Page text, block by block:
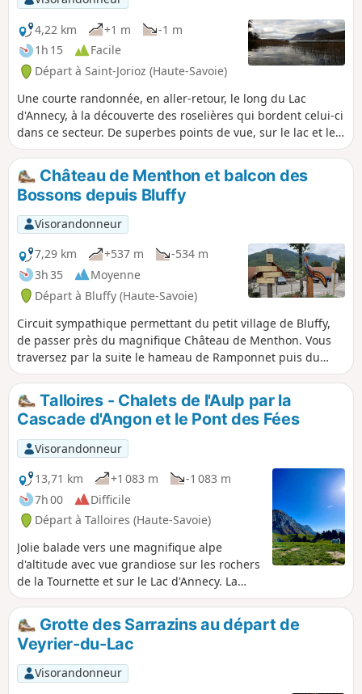
4,22 km
+1 m
-1 m
1h 15
Facile
Départ à Saint-Jorioz (Haute-Savoie)
Une courte randonnée, en aller-retour, le long du Lac
d'Annecy, à la découverte des roselières qui bordent celui-ci
dans ce secteur. De superbes points de vue, sur le lac et les
sommets qui le surplombent, sont au rendez-vous.
Château de Menthon et balcon des
Bossons depuis Bluffy
Visorandonneur
7,29 km
+537 m
-534 m
3h 35
Moyenne
Départ à Bluffy (Haute-Savoie)
Circuit sympathique permettant du petit village de Bluffy,
de passer près du magnifique Château de Menthon. Vous
traversez par la suite le hameau de Ramponnet puis du
Bosson où une petite place agrémentée d'une petite
fontaine et de bancs, vous permettra de faire une pause. Le
parcours emprunte ensuite le Sentier de la Remousse, un
peu plus ardu pour revenir à votre point de départ.
Talloires - Chalets de l'Aulp par la
Cascade d'Angon et le Pont des Fées
Visorandonneur
13,71 km
+1 083 m
-1 083 m
7h 00
Difficile
Départ à Talloires (Haute-Savoie)
Jolie balade vers une magnifique alpe
d'altitude avec vue grandiose sur les rochers
de la Tournette et sur le Lac d'Annecy. La
première partie (Cascade d'Angon, Pont des
Fées, Rovagny) est familiale (retour direct
possible). Puis, chemin régulier et ombragé,
jusqu'au vaste cirque des chalets de l'Aulp et
sa vue unique sur le Lac d'Annecy et les
rochers de la Tournette.
Grotte des Sarrazins au départ de
Veyrier-du-Lac
Visorandonneur